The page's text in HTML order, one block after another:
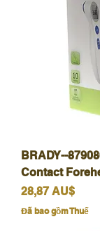
BRADY--
Contact
Giá
28,87 AU$
Đã bao gồm Thuế